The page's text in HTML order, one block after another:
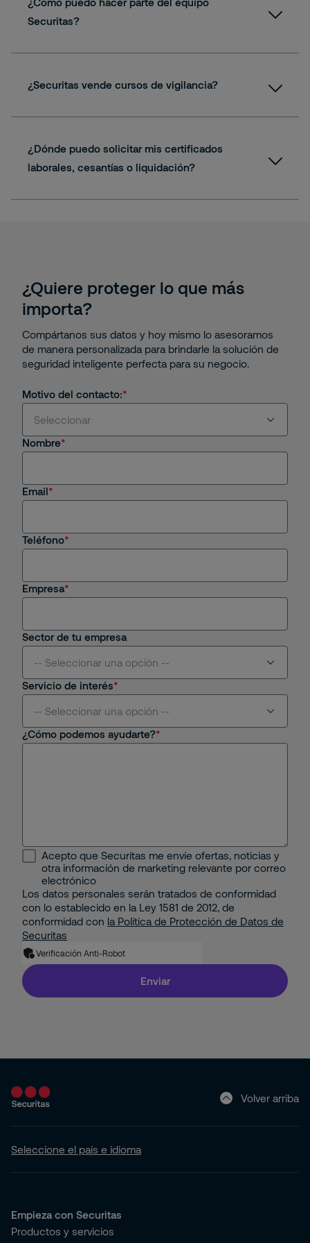
Securitas?
oportunidadeslaborales@securitas.com.co
¿Securitas vende cursos de vigilancia?
¿Dónde puedo solicitar mis certificados
laborales, cesantías o liquidación?
¿Quiere proteger lo que más
importa?
Compártanos sus datos y hoy mismo lo asesoramos
de manera personalizada para brindarle la solución de
seguridad inteligente perfecta para su negocio.
Motivo del contacto:
Seleccionar
Soy cliente actual
Estoy interesado en una oportunidad de empleo
Nombre
Email
Teléfono
Empresa
Sector de tu empresa
-- Seleccionar una opción --
Centros Comerciales y Retail
Minería e Hidrocarburos
Portuario
Property
Residencial
Servicio de interés
-- Seleccionar una opción --
Seguridad Mobile
Seguridad Electrónica
Gestión Corporativa del Riesgo
Solución de Seguridad: Integración de 2 o más
Servicios con Tecnología
¿Cómo podemos ayudarte?
Acepto que Securitas me envíe ofertas, noticias y
otra información de marketing relevante por correo
electrónico
Los datos personales serán tratados de conformidad
con lo establecido en la Ley 1581 de 2012, de
conformidad con la Política de Protección de Datos de
Securitas
Verificación Anti-Robot
Enviar
Volver arriba
Seleccione el país e idioma
Empieza con Securitas
Productos y servicios